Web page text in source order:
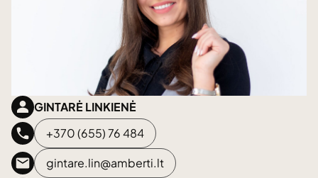
GINTARĖ LINKIENĖ
+370 (655) 76 484
gintare.lin@amberti.lt